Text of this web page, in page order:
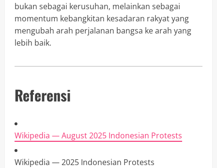
bukan sebagai kerusuhan, melainkan sebagai
momentum kebangkitan kesadaran rakyat yang
mengubah arah perjalanan bangsa ke arah yang
lebih baik.
Referensi
Wikipedia — August 2025 Indonesian Protests
Wikipedia — 2025 Indonesian Protests